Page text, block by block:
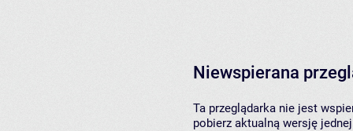
Niewspierana
Ta przeglądarka nie jest
pobierz aktualną wersję